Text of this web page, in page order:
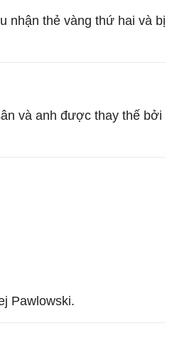
nhận thẻ vàng thứ hai và bị
và anh được thay thế bởi
Pawlowski.